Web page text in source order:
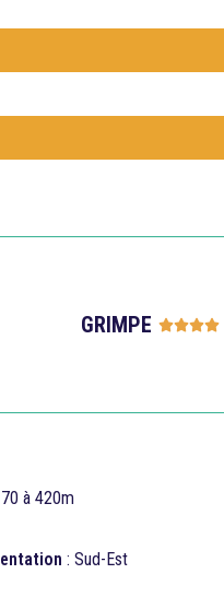
GRIMPE 
à 420m
: Sud-Est